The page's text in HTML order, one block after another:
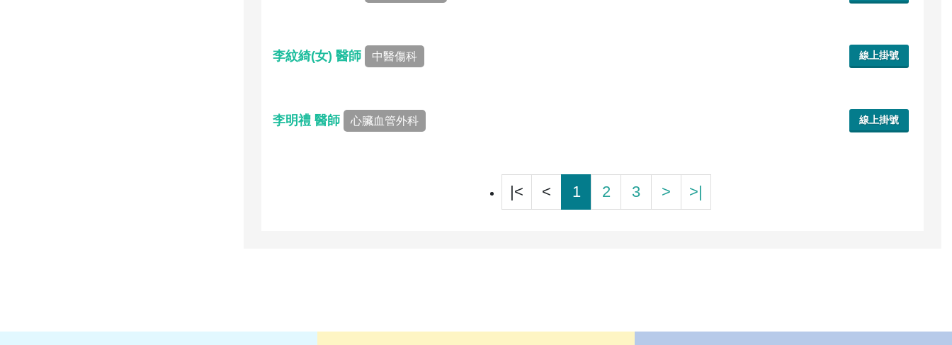
李紋綺(女) 醫師 中醫傷科 線上掛號
李明禮 醫師 心臟血管外科 線上掛號
|< < 1 2 3 > >|